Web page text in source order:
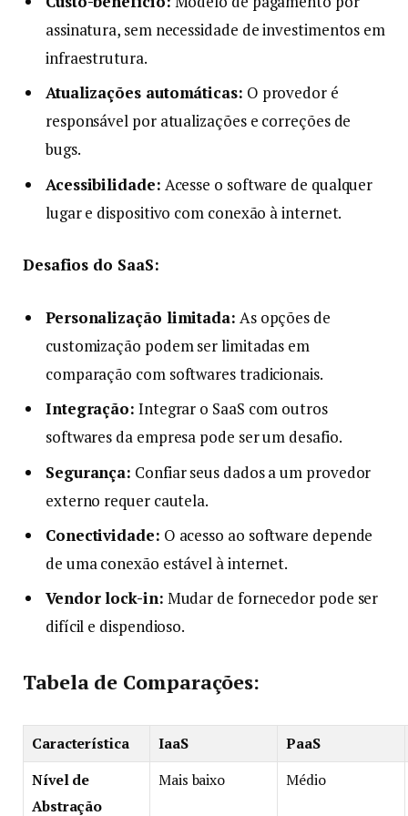
assinatura, sem necessidade de investimentos em
infraestrutura.
Atualizações automáticas: O provedor é
responsável por atualizações e correções de
bugs.
Acessibilidade: Acesse o software de qualquer
lugar e dispositivo com conexão à internet.
Desafios do SaaS:
Personalização limitada: As opções de
customização podem ser limitadas em
comparação com softwares tradicionais.
Integração: Integrar o SaaS com outros
softwares da empresa pode ser um desafio.
Segurança: Confiar seus dados a um provedor
externo requer cautela.
Conectividade: O acesso ao software depende
de uma conexão estável à internet.
Vendor lock-in: Mudar de fornecedor pode ser
difícil e dispendioso.
Tabela de Comparações:
Característica IaaS
PaaS
Nível de
Abstração
Mais baixo Médio